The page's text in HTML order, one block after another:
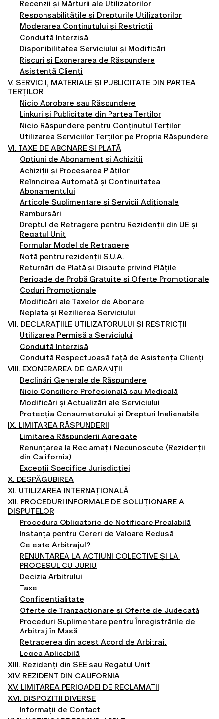
Recenzii și Mărturii ale Utilizatorilor
Responsabilitățile și Drepturile Utilizatorilor
Moderarea Conținutului și Restricții
Conduită Interzisă
Disponibilitatea Serviciului și Modificări
Riscuri și Exonerarea de Răspundere
Asistență Clienți
V. SERVICII, MATERIALE ȘI PUBLICITATE DIN PARTEA
TERȚILOR
Nicio Aprobare sau Răspundere
Linkuri și Publicitate din Partea Terților
Nicio Răspundere pentru Conținutul Terților
Utilizarea Serviciilor Terților pe Propria Răspundere
VI. TAXE DE ABONARE ȘI PLATĂ
Opțiuni de Abonament și Achiziții
Achiziții și Procesarea Plăților
Reînnoirea Automată și Continuitatea
Abonamentului
Articole Suplimentare și Servicii Adiționale
Rambursări
Dreptul de Retragere pentru Rezidenții din UE și
Regatul Unit
Formular Model de Retragere
Notă pentru rezidenții S.U.A.
Returnări de Plată și Dispute privind Plățile
Perioade de Probă Gratuite și Oferte Promoționale
Coduri Promoționale
Modificări ale Taxelor de Abonare
Neplata și Rezilierea Serviciului
VII. DECLARAȚIILE UTILIZATORULUI ȘI RESTRICȚII
Utilizarea Permisă a Serviciului
Conduită Interzisă
Conduită Respectuoasă față de Asistența Clienți
VIII. EXONERAREA DE GARANȚII
Declinări Generale de Răspundere
Nicio Consiliere Profesională sau Medicală
Modificări și Actualizări ale Serviciului
Protecția Consumatorului și Drepturi Inalienabile
IX. LIMITAREA RĂSPUNDERII
Limitarea Răspunderii Agregate
Renunțarea la Reclamații Necunoscute (Rezidenții
din California)
Excepții Specifice Jurisdicției
X. DESPĂGUBIREA
XI. UTILIZAREA INTERNAȚIONALĂ
XII. PROCEDURI INFORMALE DE SOLUȚIONARE A
DISPUTELOR
Procedura Obligatorie de Notificare Prealabilă
Instanța pentru Cereri de Valoare Redusă
Ce este Arbitrajul?
RENUNȚAREA LA ACȚIUNI COLECTIVE ȘI LA
PROCESUL CU JURIU
Decizia Arbitrului
Taxe
Confidențialitate
Oferte de Tranzacționare și Oferte de Judecată
Proceduri Suplimentare pentru Înregistrările de
Arbitraj în Masă
Retragerea din acest Acord de Arbitraj.
Legea Aplicabilă
XIII. Rezidenți din SEE sau Regatul Unit
XIV. REZIDENT DIN CALIFORNIA
XV. LIMITAREA PERIOADEI DE RECLAMAȚII
XVI. DISPOZIȚII DIVERSE
Informații de Contact